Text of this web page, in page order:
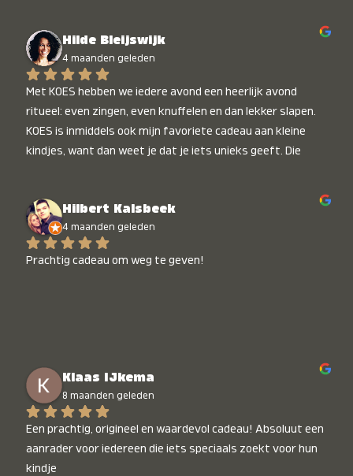
Hilde Bleijswijk
4 maanden geleden
Met KOES hebben we iedere avond een heerlijk avond
ritueel: even zingen, even knuffelen en dan lekker slapen.
KOES is inmiddels ook mijn favoriete cadeau aan kleine
kindjes, want dan weet je dat je iets unieks geeft. Die
Hilbert Kalsbeek
4 maanden geleden
Prachtig cadeau om weg te geven!
Klaas IJkema
8 maanden geleden
Een prachtig, origineel en waardevol cadeau! Absoluut een
aanrader voor iedereen die iets speciaals zoekt voor hun
kindje